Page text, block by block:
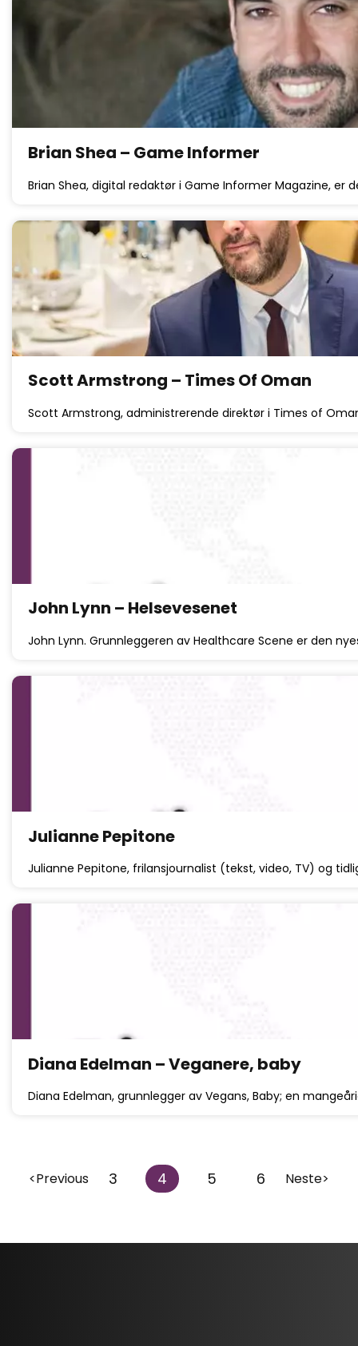
Brian Shea – Game Informer
Brian Shea, digital redaktør i Game Informer Magazine, er
Scott Armstrong – Times Of Oman
Scott Armstrong, administrerende direktør i Times of
John Lynn – Helsevesenet
John Lynn. Grunnleggeren av Healthcare Scene er den
Julianne Pepitone
Julianne Pepitone, frilansjournalist (tekst, video, TV) og
Diana Edelman – Veganere, baby
Diana Edelman, grunnlegger av Vegans, Baby; en
<Previous 3 4 5 6 Neste>